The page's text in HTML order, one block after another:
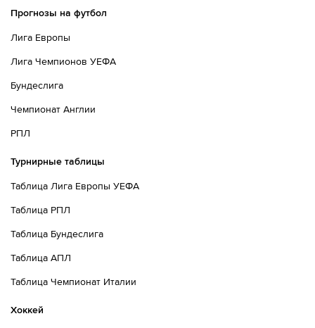
Прогнозы на футбол
Лига Европы
Лига Чемпионов УЕФА
Бундеслига
Чемпионат Англии
РПЛ
Турнирные таблицы
Таблица Лига Европы УЕФА
Таблица РПЛ
Таблица Бундеслига
Таблица АПЛ
Таблица Чемпионат Италии
Хоккей